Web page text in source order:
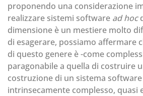
proponendo una considerazione
realizzare sistemi software ad hoc
dimensione è un mestiere molto
di esagerare, possiamo affermare
di questo genere è -come
paragonabile a quella di costruire
costruzione di un sistema
intrinsecamente complesso, quasi